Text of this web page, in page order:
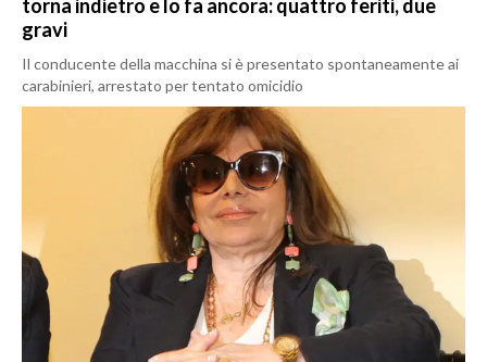
torna indietro e lo fa ancora: quattro feriti, due
gravi
Il conducente della macchina si è presentato spontaneamente ai
carabinieri, arrestato per tentato omicidio